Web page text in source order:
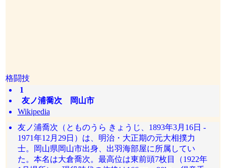
格闘技
1
友ノ浦喬次 岡山市
Wikipedia
友ノ浦喬次（とものうら きょうじ、1893年3月16日 -
1971年12月29日）は、明治・大正期の元大相撲力
士。岡山県岡山市出身、出羽海部屋に所属してい
た。本名は大倉喬次。最高位は東前頭7枚目（1922年